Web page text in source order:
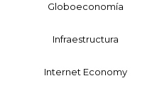
Globoeconomía
Infraestructura
Internet Economy